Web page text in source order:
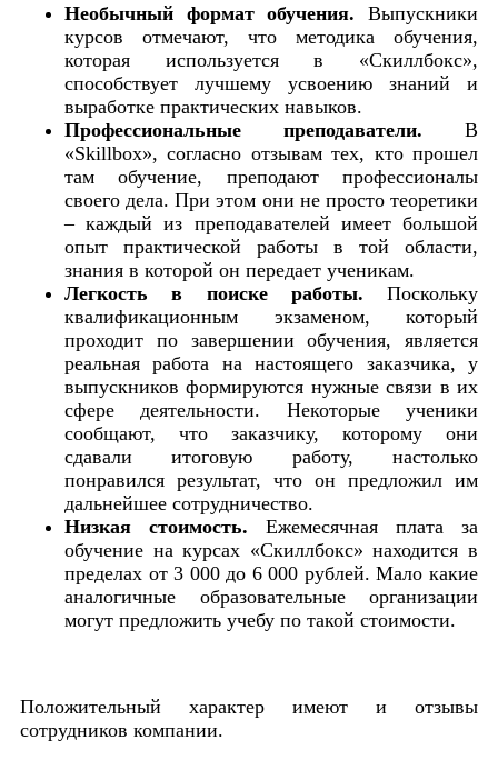
Необычный формат обучения. Выпускники
курсов отмечают, что методика обучения,
которая используется в «Скиллбокс»,
способствует лучшему усвоению знаний и
выработке практических навыков.
Профессиональные преподаватели. В
«Skillbox», согласно отзывам тех, кто прошел
там обучение, преподают профессионалы
своего дела. При этом они не просто теоретики
– каждый из преподавателей имеет большой
опыт практической работы в той области,
знания в которой он передает ученикам.
Легкость в поиске работы. Поскольку
квалификационным экзаменом, который
проходит по завершении обучения, является
реальная работа на настоящего заказчика, у
выпускников формируются нужные связи в их
сфере деятельности. Некоторые ученики
сообщают, что заказчику, которому они
сдавали итоговую работу, настолько
понравился результат, что он предложил им
дальнейшее сотрудничество.
Низкая стоимость. Ежемесячная плата за
обучение на курсах «Скиллбокс» находится в
пределах от 3 000 до 6 000 рублей. Мало какие
аналогичные образовательные организации
могут предложить учебу по такой стоимости.
Положительный характер имеют и отзывы
сотрудников компании.